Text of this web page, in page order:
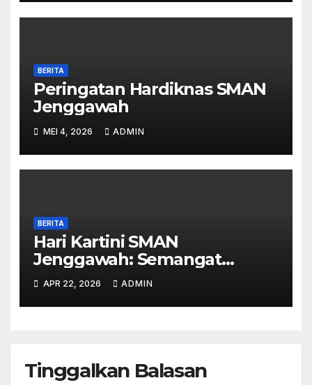
BERITA
Peringatan Hardiknas SMAN
Jenggawah
MEI 4, 2026 ADMIN
BERITA
Hari Kartini SMAN
Jenggawah: Semangat
Emansipasi di Era Digital
APR 22, 2026 ADMIN
Tinggalkan Balasan